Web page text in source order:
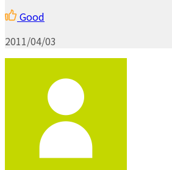
Good
2011/04/03